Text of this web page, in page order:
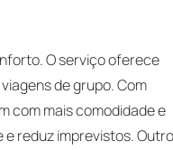
O serviço oferece
de grupo. Com
com mais comodidade e
reduz imprevistos. Outro